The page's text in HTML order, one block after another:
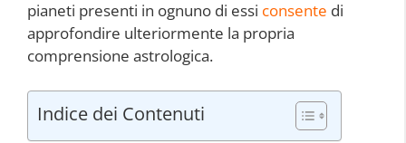
pianeti presenti in ognuno di essi consente di
approfondire ulteriormente la propria
comprensione astrologica.
Indice dei Contenuti